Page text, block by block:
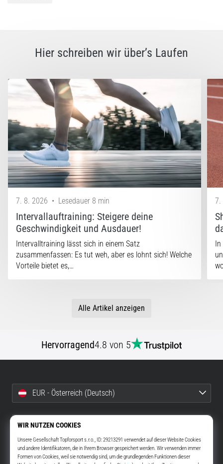
Hier schreiben wir über’s Laufen
7. 8. 2026 • Lesedauer 8 min
Intervallauftraining: Steigere deine
Geschwindigkeit und Ausdauer!
Intervalltraining lässt sich in einem Satz
zusammenfassen: Es tut weh, aber es lohnt sich! Welche
Vorteile bietet es,…
7.
In
Alle Artikel anzeigen
Hervorragend4.8 von 5
EUR - Österreich (Deutsch)
info@top4running.at
Widerruf bestätigen